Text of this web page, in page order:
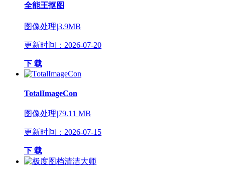
全能王抠图
图像处理|3.9MB
更新时间：2026-07-20
下 载
TotalImageCon
图像处理|79.11 MB
更新时间：2026-07-15
下 载